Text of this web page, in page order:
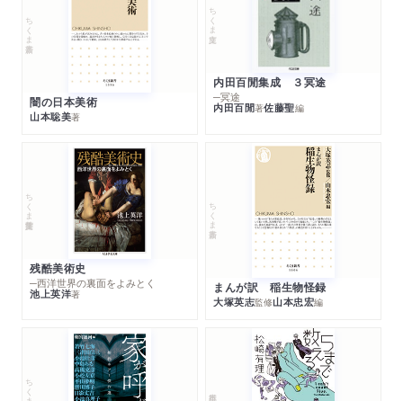
ちくま新書
闇の日本美術
山本聡美著
ちくま文庫
内田百閒集成 ３冥途
─冥途
内田百閒著佐藤聖編
ちくま学芸文庫
残酷美術史
─西洋世界の裏面をよみとく
池上英洋著
ちくま新書
まんが訳 稲生物怪録
大塚英志監修山本忠宏編
ちくま文庫